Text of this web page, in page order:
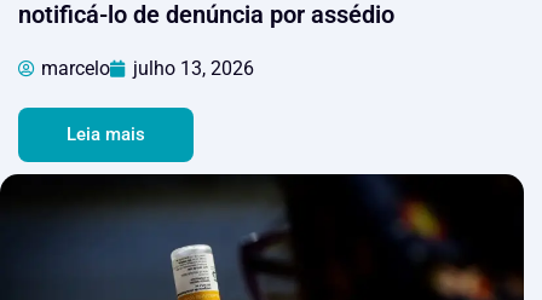
notificá-lo de denúncia por assédio
marcelo julho 13, 2026
Leia mais